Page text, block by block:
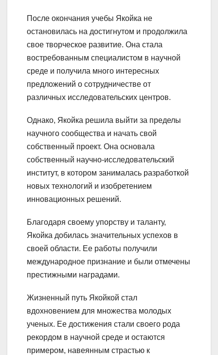
После окончания учебы Якойка не
остановилась на достигнутом и продолжила
свое творческое развитие. Она стала
востребованным специалистом в научной
среде и получила много интересных
предложений о сотрудничестве от
различных исследовательских центров.
Однако, Якойка решила выйти за пределы
научного сообщества и начать свой
собственный проект. Она основала
собственный научно-исследовательский
институт, в котором занималась разработкой
новых технологий и изобретением
инновационных решений.
Благодаря своему упорству и таланту,
Якойка добилась значительных успехов в
своей области. Ее работы получили
международное признание и были отмечены
престижными наградами.
Жизненный путь Якойкой стал
вдохновением для множества молодых
ученых. Ее достижения стали своего рода
рекордом в научной среде и остаются
примером, навеянным страстью к